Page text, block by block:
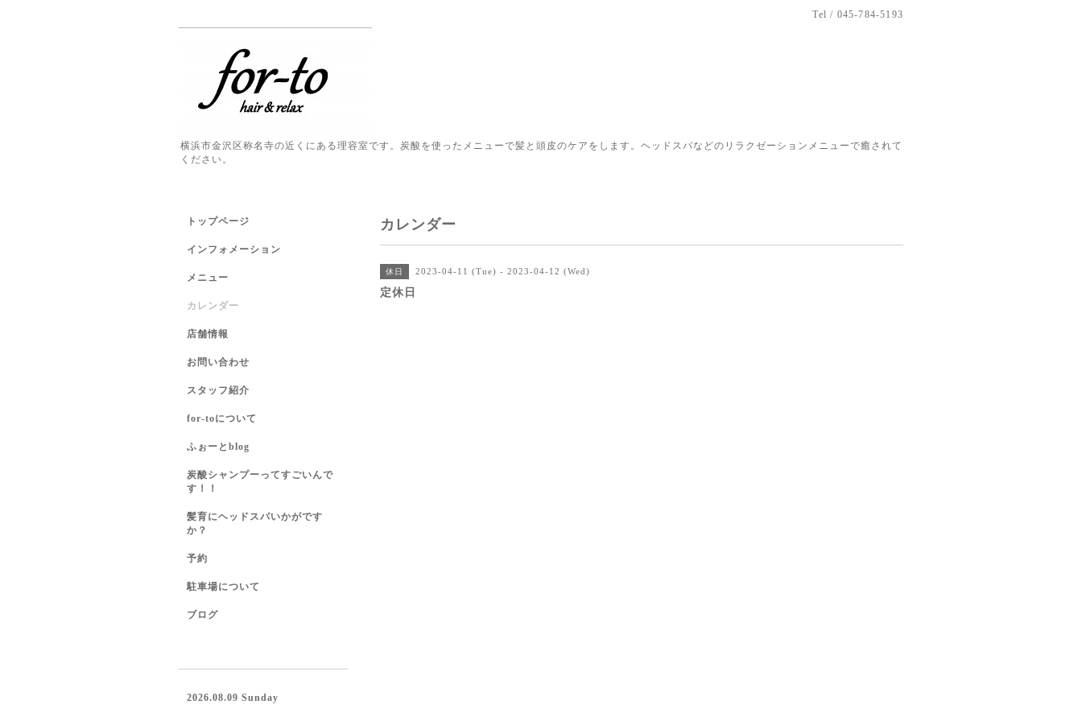
Tel / 045-784-5193
横浜市金沢区称名寺の近くにある理容室です。炭酸を使ったメニューで髪と頭皮のケアをします。ヘッドスパなどのリラクゼーションメニューで癒されて
ください。
カレンダー
休日 2023-04-11 (Tue) - 2023-04-12 (Wed)
定休日
トップページ
インフォメーション
メニュー
カレンダー
店舗情報
お問い合わせ
スタッフ紹介
for-toについて
ふぉーとblog
炭酸シャンプーってすごいんで
す！！
髪育にヘッドスパいかがです
か？
予約
駐車場について
ブログ
2026.08.09 Sunday